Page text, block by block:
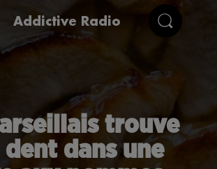
Addictive Radio
trouve
dent dans une